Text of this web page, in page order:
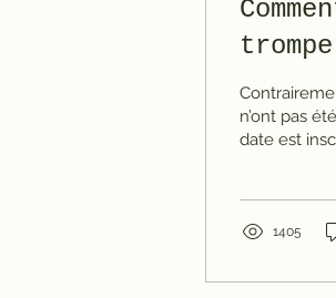
n’ont pas
date est
pendant de
1405